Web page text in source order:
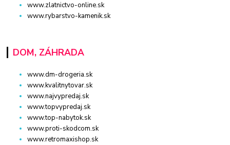
www.zlatnictvo-online.sk
www.rybarstvo-kamenik.sk
DOM, ZÁHRADA
www.dm-drogeria.sk
www.kvalitnytovar.sk
www.najvypredaj.sk
www.topvypredaj.sk
www.top-nabytok.sk
www.proti-skodcom.sk
www.retromaxishop.sk